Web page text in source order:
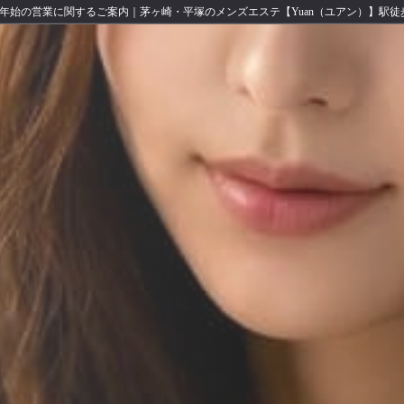
始の営業に関するご案内｜茅ヶ崎・平塚のメンズエステ【Yuan（ユアン）】駅徒